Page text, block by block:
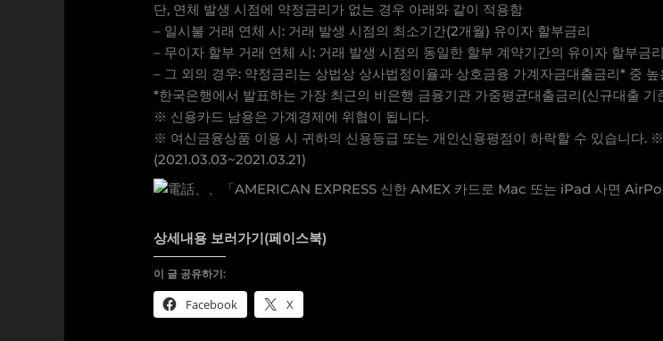
단, 연체 발생 시점에 약정금리가 없는 경우 아래와 같이 적용함
– 일시불 거래 연체 시: 거래 발생 시점의 최소기간(2개월) 유이자 할부금리
– 무이자 할부 거래 연체 시: 거래 발생 시점의 동일한 할부 계약기간의 유이자 할부금리
– 그 외의 경우: 약정금리는 상법상 상사법정이율과 상호금융 가계자금대출금리* 중
*한국은행에서 발표하는 가장 최근의 비은행 금융기관 가중평균대출금리(신규대출 기
※ 신용카드 남용은 가계경제에 위협이 됩니다.
※ 여신금융상품 이용 시 귀하의 신용등급 또는 개인신용평점이 하락할 수 있습니다.
(2021.03.03~2021.03.21)
상세내용 보러가기(페이스북)
이 글 공유하기:
Facebook X